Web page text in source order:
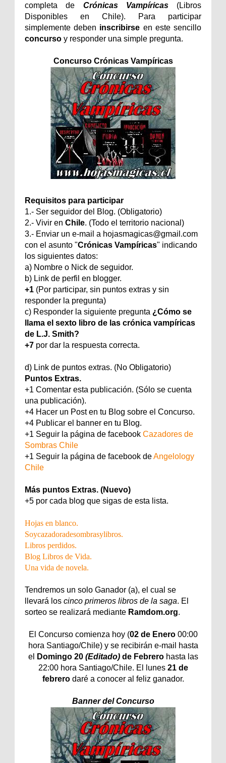
completa de Crónicas Vampíricas(Libros
Disponibles en Chile). Para participar
simplemente deben inscribirse en este sencillo
concurso y responder una simple pregunta.
Concurso Crónicas Vampíricas
Requisitos para participar
1.- Ser seguidor del Blog. (Obligatorio)
2.- Vivir en Chile. (Todo el territorio nacional)
3.- Enviar un e-mail a hojasmagicas@gmail.com
con el asunto "Crónicas Vampíricas" indicando
los siguientes datos:
a) Nombre o Nick de seguidor.
b) Link de perfil en blogger.
+1 (Por participar, sin puntos extras y sin
responder la pregunta)
c) Responder la siguiente pregunta ¿Cómo se
llama el sexto libro de las crónica vampíricas
de L.J. Smith?
+7 por dar la respuesta correcta.
d) Link de puntos extras. (No Obligatorio)
Puntos Extras.
+1 Comentar esta publicación. (Sólo se cuenta
una publicación).
+4 Hacer un Post en tu Blog sobre el Concurso.
+4 Publicar el banner en tu Blog.
+1 Seguir la página de facebook Cazadores de
Sombras Chile
+1 Seguir la página de facebook deAngelology
Chile
Más puntos Extras. (Nuevo)
+5 por cada blog que sigas de esta lista.
Hojas en blanco.
Soycazadoradesombrasylibros.
Libros perdidos.
Blog Libros de Vida.
Una vida de novela.
Tendremos un solo Ganador (a), el cual se
llevará los cinco primeros libros de la saga. El
sorteo se realizará mediante Ramdom.org.
El Concurso comienza hoy (02 de Enero00:00
hora Santiago/Chile) y se recibirán e-mail hasta
el
Domingo 20 (Editado) de Febrerohasta las
22:00 hora Santiago/Chile. El lunes 21 de
febrerodaré a conocer al feliz ganador.
Banner del Concurso